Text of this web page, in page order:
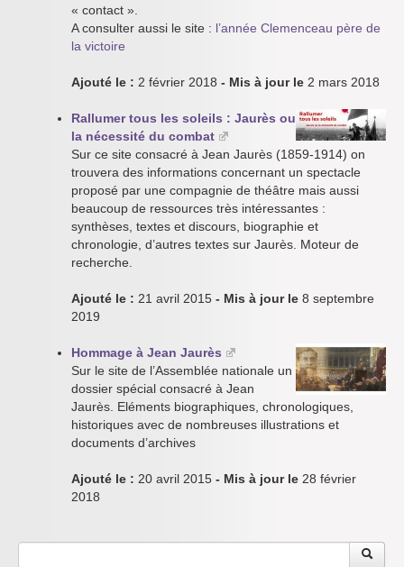
« contact ».
A consulter aussi le site : l’année Clemenceau père de
la victoire
Ajouté le : 2 février 2018 - Mis à jour le 2 mars 2018
Rallumer tous les soleils : Jaurès ou
la nécessité du combat
Sur ce site consacré à Jean Jaurès (1859-1914) on
trouvera des informations concernant un spectacle
proposé par une compagnie de théâtre mais aussi
beaucoup de ressources très intéressantes :
synthèses, textes et discours, biographie et
chronologie, d’autres textes sur Jaurès. Moteur de
recherche.
Ajouté le : 21 avril 2015 - Mis à jour le 8 septembre
2019
Hommage à Jean Jaurès
Sur le site de l’Assemblée nationale un
dossier spécial consacré à Jean
Jaurès. Eléments biographiques, chronologiques,
historiques avec de nombreuses illustrations et
documents d’archives
Ajouté le : 20 avril 2015 - Mis à jour le 28 février
2018